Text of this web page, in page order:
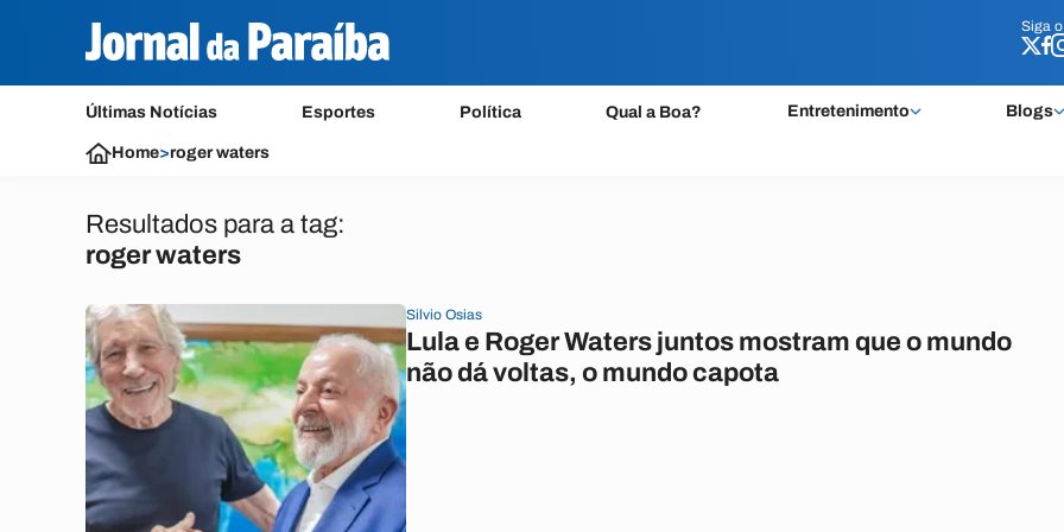
Siga o
Últimas Notícias Esportes Política Qual a Boa? Entretenimento Blogs
Siga o
Home>roger waters
Resultados para a tag:
roger waters
Silvio Osias
Lula e Roger Waters juntos mostram que o mundo
não dá voltas, o mundo capota